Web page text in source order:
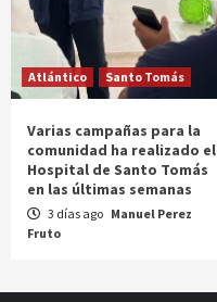
Atlántico Santo Tomás
Varias campañas para la
comunidad ha realizado el
Hospital de Santo Tomás
en las últimas semanas
3 días ago Manuel Perez
Fruto